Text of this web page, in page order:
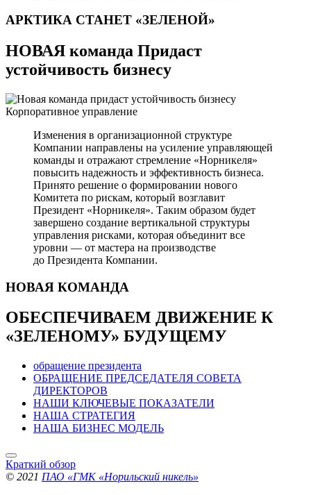
АРКТИКА СТАНЕТ «ЗЕЛЕНОЙ»
НОВАЯ команда Придаст
устойчивость бизнесу
Корпоративное управление
Изменения в организационной структуре
Компании направлены на усиление управляющей
команды и отражают стремление «Норникеля»
повысить надежность и эффективность бизнеса.
Принято решение о формировании нового
Комитета по рискам, который возглавит
Президент «Норникеля». Таким образом будет
завершено создание вертикальной структуры
управления рисками, которая объединит все
уровни — от мастера на производстве
до Президента Компании.
НОВАЯ КОМАНДА
ОБЕСПЕЧИВАЕМ ДВИЖЕНИЕ К
«ЗЕЛЕНОМУ» БУДУЩЕМУ
обращение президента
ОБРАЩЕНИЕ ПРЕДСЕДАТЕЛЯ СОВЕТА
ДИРЕКТОРОВ
НАШИ КЛЮЧЕВЫЕ ПОКАЗАТЕЛИ
НАША СТРАТЕГИЯ
НАША БИЗНЕС МОДЕЛЬ
Краткий обзор
© 2021 ПАО «ГМК «Норильский никель»